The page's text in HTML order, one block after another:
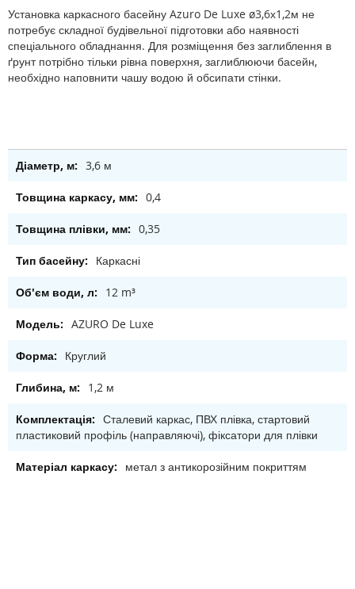
Установка каркасного басейну Azuro De Luxe ø3,6х1,2м не
потребує складної будівельної підготовки або наявності
спеціального обладнання. Для розміщення без заглиблення в
ґ‎рунт потрібно тільки рівна поверхня, заглиблюючи басейн,
необхідно наповнити чашу водою й обсипати стінки.
3,6 м
0,4
0,35
Каркасні
12 m³
AZURO De Luxe
Круглий
1,2 м
Сталевий каркас, ПВХ плівка, стартовий
пластиковий профіль (направляючі), фіксатори для плівки
метал з антикорозійним покриттям